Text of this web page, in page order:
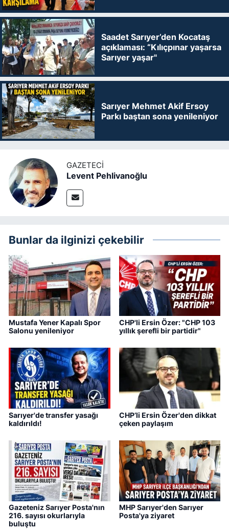
Saadet Sarıyer’den Kocataş
açıklaması: “Kılıçpınar yaşarsa
Sarıyer yaşar"
Sarıyer Mehmet Akif Ersoy
Parkı baştan sona yenileniyor
GAZETECI
Levent Pehlivanoğlu
Bunlar da ilginizi çekebilir
Mustafa Yener Kapalı Spor
Salonu yenileniyor
CHP'li Ersin Özer: "CHP 103
yıllık şerefli bir partidir"
Sarıyer'de transfer yasağı
kaldırıldı!
CHP’li Ersin Özer'den dikkat
çeken paylaşım
Gazeteniz Sarıyer Posta'nın
216. sayısı okurlarıyla
buluştu
MHP Sarıyer'den Sarıyer
Posta'ya ziyaret